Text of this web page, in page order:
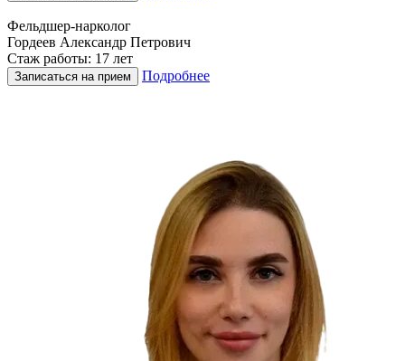
Фельдшер-нарколог
Гордеев Александр Петрович
Стаж работы: 17 лет
Записаться на прием Подробнее